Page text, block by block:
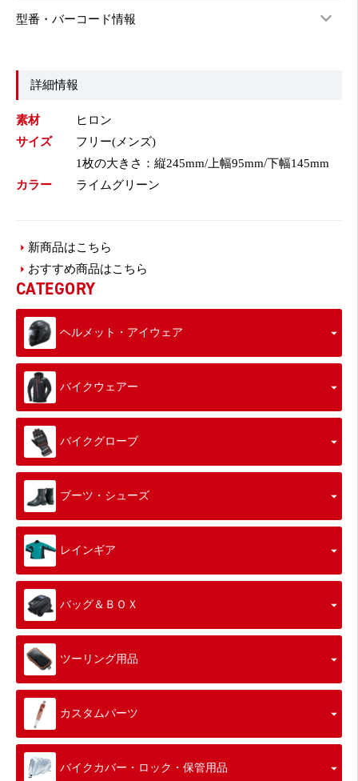
型番・バーコード情報
詳細情報
素材
ヒロン
サイズ
フリー(メンズ)
1枚の大きさ：縦245mm/上幅95mm/下幅145mm
カラー
ライムグリーン
新商品はこちら
おすすめ商品はこちら
CATEGORY
ヘルメット・アイウェア
バイクウェアー
バイクグローブ
ブーツ・シューズ
レインギア
バッグ＆ＢＯＸ
ツーリング用品
カスタムパーツ
バイクカバー・ロック・保管用品